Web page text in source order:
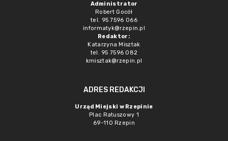
Administrator
Robert Gocół
tel. 95 7596 066
informatyk@rzepin.pl
Redaktor:
Katarzyna Misztak
tel. 95 7596 082
kmisztak@rzepin.pl
ADRES REDAKCJI
Urząd Miejski w Rzepinie
Plac Ratuszowy 1
69-110 Rzepin